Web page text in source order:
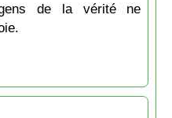
de la vérité ne